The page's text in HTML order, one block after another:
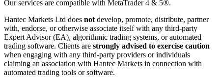
Our services are compatible with MetaTrader 4 & 5®.
Hantec Markets Ltd does not develop, promote, distribute, partner
with, endorse, or otherwise associate itself with any third-party
Expert Advisor (EA), algorithmic trading systems, or automated
trading software. Clients are strongly advised to exercise caution
when engaging with any third-party providers or individuals
claiming an association with Hantec Markets in connection with
automated trading tools or software.